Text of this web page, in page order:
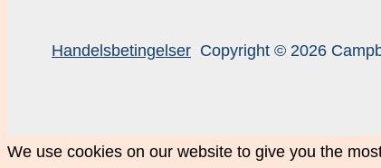
Handelsbetingelser Copyright © 2026
We use cookies on our website to give you the